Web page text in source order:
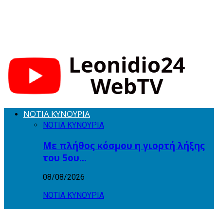
ΝΟΤΙΑ ΚΥΝΟΥΡΙΑ
ΝΟΤΙΑ ΚΥΝΟΥΡΙΑ
Με πλήθος κόσμου η γιορτή λήξης
του 5ου…
08/08/2026
ΝΟΤΙΑ ΚΥΝΟΥΡΙΑ